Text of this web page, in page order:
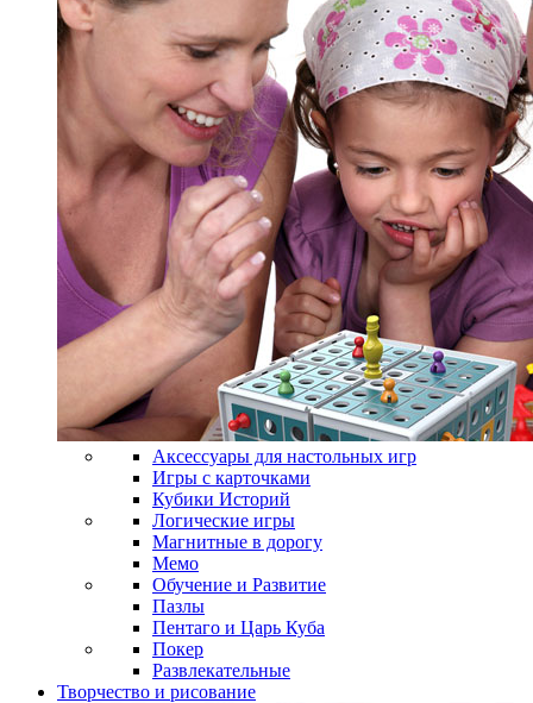
Аксессуары для настольных игр
Игры с карточками
Кубики Историй
Логические игры
Магнитные в дорогу
Мемо
Обучение и Развитие
Пазлы
Пентаго и Царь Куба
Покер
Развлекательные
Творчество и рисование